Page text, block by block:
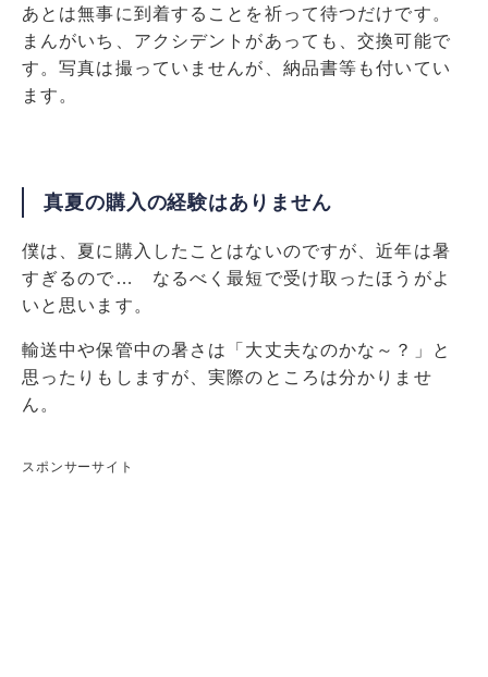
あとは無事に到着することを祈って待つだけです。
まんがいち、アクシデントがあっても、交換可能で
す。写真は撮っていませんが、納品書等も付いてい
ます。
真夏の購入の経験はありません
僕は、夏に購入したことはないのですが、近年は暑
すぎるので… なるべく最短で受け取ったほうがよ
いと思います。
輸送中や保管中の暑さは「大丈夫なのかな～？」と
思ったりもしますが、実際のところは分かりませ
ん。
スポンサーサイト